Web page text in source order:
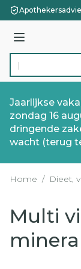
Ga naar de
Menu
Product,
Jaarlijkse
zondag 16
dringende
wacht (terug
Home / Dieet,
Multi